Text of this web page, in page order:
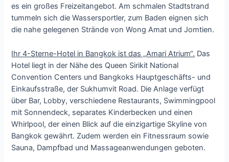
es ein großes Freizeitangebot. Am schmalen Stadtstrand
tummeln sich die Wassersportler, zum Baden eignen sich
die nahe gelegenen Strände von Wong Amat und Jomtien.
Ihr 4-Sterne-Hotel in Bangkok ist das „Amari Atrium“. Das
Hotel liegt in der Nähe des Queen Sirikit National
Convention Centers und Bangkoks Hauptgeschäfts- und
Einkaufsstraße, der Sukhumvit Road. Die Anlage verfügt
über Bar, Lobby, verschiedene Restaurants, Swimmingpool
mit Sonnendeck, separates Kinderbecken und einen
Whirlpool, der einen Blick auf die einzigartige Skyline von
Bangkok gewährt. Zudem werden ein Fitnessraum sowie
Sauna, Dampfbad und Massageanwendungen geboten.